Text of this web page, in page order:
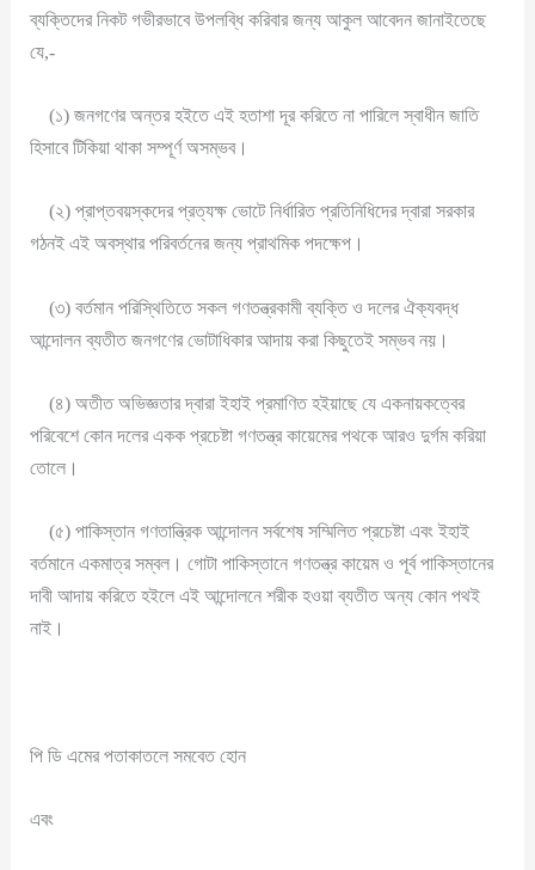
ব্যক্তিদের নিকট গভীরভাবে উপলব্ধি করিবার জন্য আকুল আবেদন জানাইতেছে
যে,-
(১) জনগণের অন্তর হইতে এই হতাশা দূর করিতে না পারিলে স্বাধীন জাতি
হিসাবে টিকিয়া থাকা সম্পূর্ণ অসম্ভব।
(২) প্রাপ্তবয়স্কদের প্রত্যক্ষ ভোটে নির্ধারিত প্রতিনিধিদের দ্বারা সরকার
গঠনই এই অবস্থার পরিবর্তনের জন্য প্রাথমিক পদক্ষেপ।
(৩) বর্তমান পরিস্থিতিতে সকল গণতন্ত্রকামী ব্যক্তি ও দলের ঐক্যবদ্ধ
আন্দোলন ব্যতীত জনগণের ভোটাধিকার আদায় করা কিছুতেই সম্ভব নয়।
(৪) অতীত অভিজ্ঞতার দ্বারা ইহাই প্রমাণিত হইয়াছে যে একনায়কত্বের
পরিবেশে কোন দলের একক প্রচেষ্টা গণতন্ত্র কায়েমের পথকে আরও দুর্গম করিয়া
তোলে।
(৫) পাকিস্তান গণতান্ত্রিক আন্দোলন সর্বশেষ সম্মিলিত প্রচেষ্টা এবং ইহাই
বর্তমানে একমাত্র সম্বল। গোটা পাকিস্তানে গণতন্ত্র কায়েম ও পূর্ব পাকিস্তানের
দাবী আদায় করিতে হইলে এই আন্দোলনে শরীক হওয়া ব্যতীত অন্য কোন পথই
নাই।
পি ডি এমের পতাকাতলে সমবেত হোন
এবং